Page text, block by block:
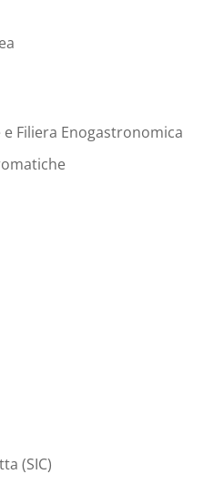
e Filiera Enogastronomica
(SIC)